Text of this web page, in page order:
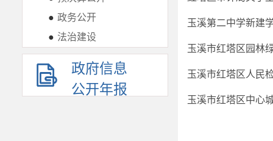
● 政务公开
● 法治建设
政府信息
公开年报